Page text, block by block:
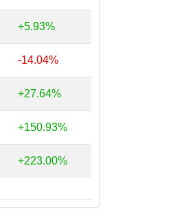
+5.93%
-14.04%
+27.64%
+150.93%
+223.00%